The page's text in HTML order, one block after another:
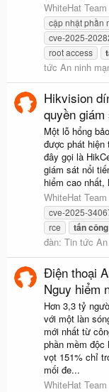
WhiteHat Team
cập nhật phần
cve-2025-
root access
tức An ninh
Hikvision
quyền
Một lỗ hổng
được phát hiện
đây gọi là
giám sát nổi
hiểm cao
WhiteHat Team
cve-2025-
rce
tấncông
đàn: Tin tức
Điện thoại
Nguy hiểm
Hơn 3,3 tỷ
với một làn
mới nhất từ
phần mềm độc
vọt 151% chỉ
mối đe...
WhiteHat Team